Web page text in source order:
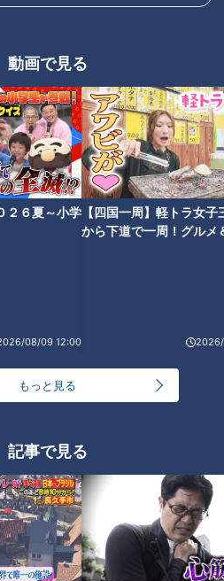
動画で見る
２６夏～小学
08/09 12:00
【四国一周】軽トラ女子
から下道で一周！グルメ
もっと見る
記事で見る
色が逆の標識＆スペルミス
県相生市の国道2号にある“信号機
るために設置された標識ですが、
で、正しい色の順は左から青・
ある標識は青と赤が逆になってい
る設置ミスだと思う」とのこと。